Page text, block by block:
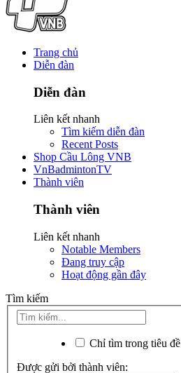
Trang chủ
Diễn đàn
Diễn đàn
Liên kết nhanh
Tìm kiếm diễn đàn
Recent Posts
Shop Cầu Lông VNB
VnBadmintonTV
Thành viên
Thành viên
Liên kết nhanh
Notable Members
Đang truy cập
Hoạt động gần đây
Tìm kiếm
Chỉ tìm trong tiêu đề
Được gửi bởi thành viên: